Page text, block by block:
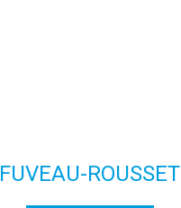
FUVEAU-ROUSSET